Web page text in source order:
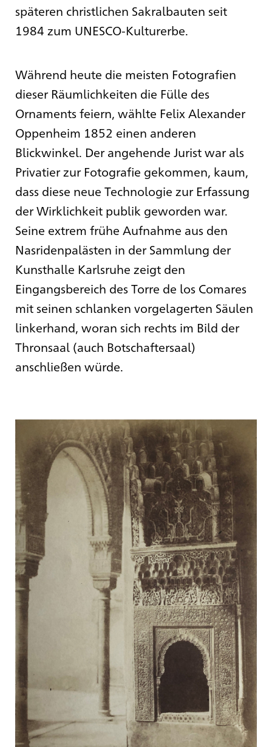
späteren christlichen Sakralbauten seit
1984 zum UNESCO-Kulturerbe.
Während heute die meisten Fotografien
dieser Räumlichkeiten die Fülle des
Ornaments feiern, wählte Felix Alexander
Oppenheim 1852 einen anderen
Blickwinkel. Der angehende Jurist war als
Privatier zur Fotografie gekommen, kaum,
dass diese neue Technologie zur Erfassung
der Wirklichkeit publik geworden war.
Seine extrem frühe Aufnahme aus den
Nasridenpalästen in der Sammlung der
Kunsthalle Karlsruhe zeigt den
Eingangsbereich des Torre de los Comares
mit seinen schlanken vorgelagerten Säulen
linkerhand, woran sich rechts im Bild der
Thronsaal (auch Botschaftersaal)
anschließen würde.